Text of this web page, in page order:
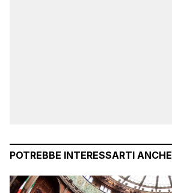
POTREBBE INTERESSARTI ANCHE